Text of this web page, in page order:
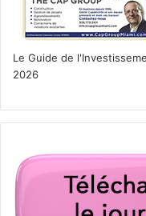
Le Guide de
2026